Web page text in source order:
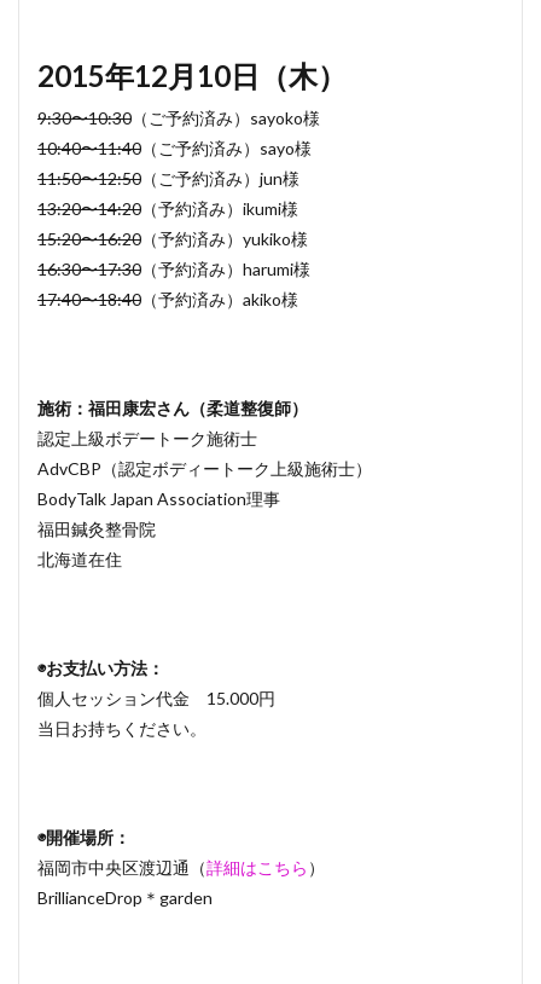
2015年12月10日（木）
9:30〜10:30 （ご予約済み）sayoko様
10:40〜11:40 （ご予約済み）sayo様
11:50〜12:50 （ご予約済み）jun様
13:20〜14:20 （予約済み）ikumi様
15:20〜16:20 （予約済み）yukiko様
16:30〜17:30 （予約済み）harumi様
17:40〜18:40 （予約済み）akiko様
施術：福田康宏さん（柔道整復師）
認定上級ボデートーク施術士
AdvCBP（認定ボディートーク上級施術士）
BodyTalk Japan Association理事
福田鍼灸整骨院
北海道在住
◉お支払い方法：
個人セッション代金 15.000円
当日お持ちください。
◉開催場所：
福岡市中央区渡辺通（詳細はこちら ）
BrillianceDrop＊garden